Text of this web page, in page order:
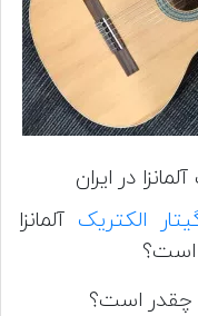
در ایران
الکتریک آلمانزا
چقدر است؟